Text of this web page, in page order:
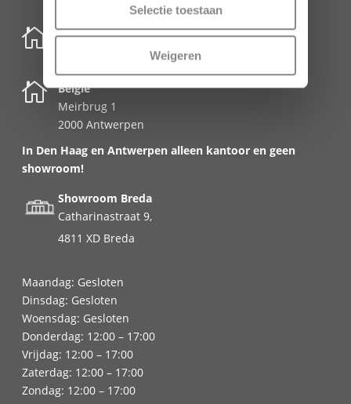
Selectie toestaan
Weigeren

Nederland
2595 AR Den Haag

België
Meirbrug 1
2000 Antwerpen
In Den Haag en Antwerpen alleen kantoor en geen
showroom!
Showroom Breda
Catharinastraat 9,
4811 XD Breda
Maandag: Gesloten
Dinsdag: Gesloten
Woensdag: Gesloten
Donderdag: 12:00 – 17:00
Vrijdag: 12:00 – 17:00
Zaterdag: 12:00 – 17:00
Zondag: 12:00 – 17:00